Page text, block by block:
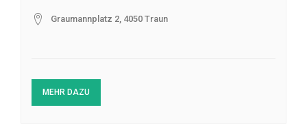
Graumannplatz 2, 4050 Traun
MEHR DAZU